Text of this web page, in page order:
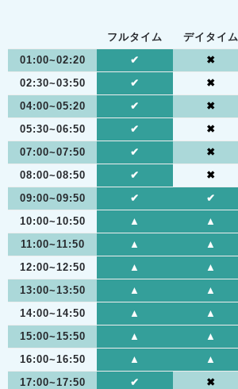
フルタイム デイタイム
01:00~02:20
✔︎ ✖︎
02:30~03:50
✔︎ ✖︎
04:00~05:20
✔︎ ✖︎
05:30~06:50
✔︎ ✖︎
07:00~07:50
✔︎ ✖︎
08:00~08:50
✔︎ ✖︎
09:00~09:50
✔︎ ✔︎
10:00~10:50
▲ ▲
11:00~11:50
▲ ▲
12:00~12:50
▲ ▲
13:00~13:50
▲ ▲
14:00~14:50
▲ ▲
15:00~15:50
▲ ▲
16:00~16:50
▲ ▲
17:00~17:50
✔︎ ✖︎